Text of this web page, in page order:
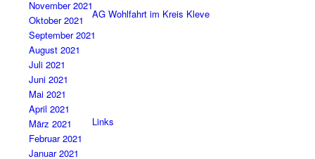
AG Wohlfahrt im Kreis Kleve
Links
November 2021
Oktober 2021
September 2021
August 2021
Juli 2021
Juni 2021
Mai 2021
April 2021
März 2021
Februar 2021
Januar 2021